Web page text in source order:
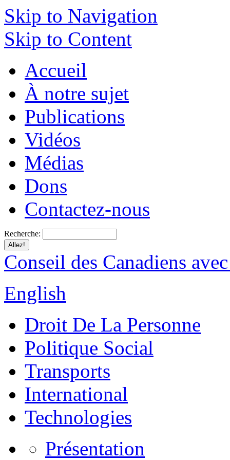
Skip to Navigation
Skip to Content
Accueil
À notre sujet
Publications
Vidéos
Médias
Dons
Contactez-nous
Recherche:
Conseil des Canadiens
English
Droit De La Personne
Politique Social
Transports
International
Technologies
Présentation